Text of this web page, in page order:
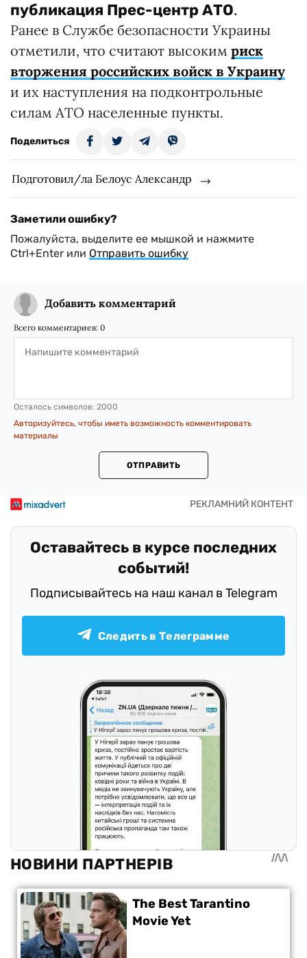
публикация Прес-центр АТО.
Ранее в Службе безопасности Украины
отметили, что считают высоким риск
вторжения российских войск в Украину
и их наступления на подконтрольные
силам АТО населенные пункты.
Поделиться
Подготовил/ла Белоус Александр
Заметили ошибку?
Пожалуйста, выделите ее мышкой и нажмите
Ctrl+Enter или Отправить ошибку
Добавить комментарий
Всего комментариев: 0
Осталось символов: 2000
Авторизуйтесь, чтобы иметь возможность комментировать
материалы
ОТПРАВИТЬ
Оставайтесь в курсе последних
событий!
Подписывайтесь на наш канал в Telegram
Следить в Телеграмме